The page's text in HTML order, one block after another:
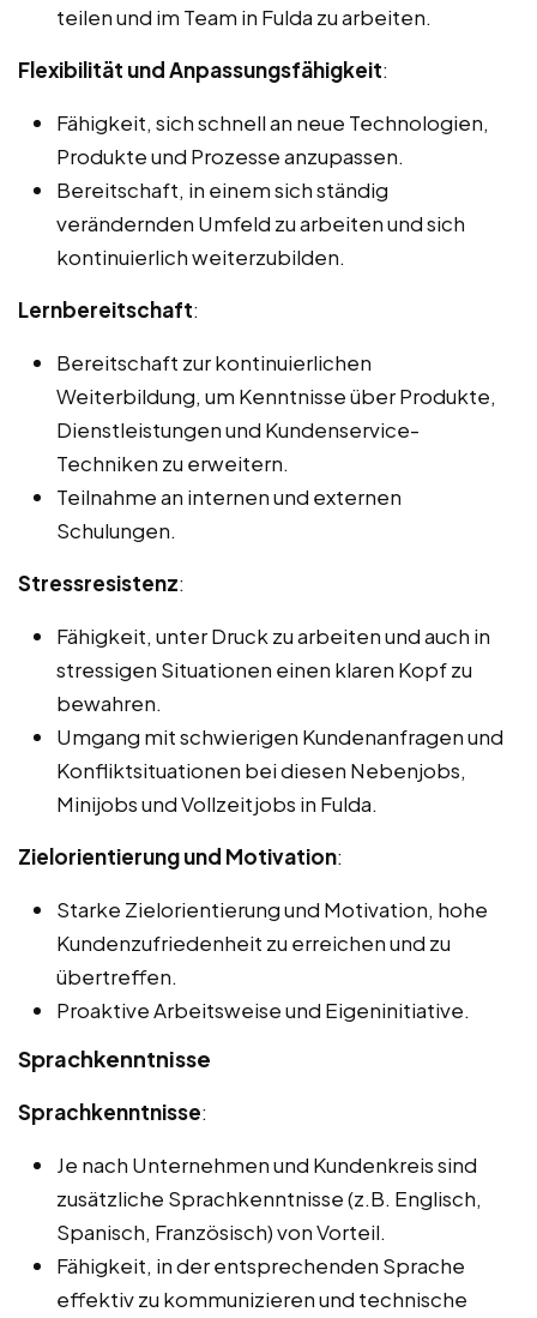
teilen und im Team in Fulda zu arbeiten.
Flexibilität und Anpassungsfähigkeit:
Fähigkeit, sich schnell an neue Technologien,
Produkte und Prozesse anzupassen.
Bereitschaft, in einem sich ständig
verändernden Umfeld zu arbeiten und sich
kontinuierlich weiterzubilden.
Lernbereitschaft:
Bereitschaft zur kontinuierlichen
Weiterbildung, um Kenntnisse über Produkte,
Dienstleistungen und Kundenservice-
Techniken zu erweitern.
Teilnahme an internen und externen
Schulungen.
Stressresistenz:
Fähigkeit, unter Druck zu arbeiten und auch in
stressigen Situationen einen klaren Kopf zu
bewahren.
Umgang mit schwierigen Kundenanfragen und
Konfliktsituationen bei diesen Nebenjobs,
Minijobs und Vollzeitjobs in Fulda.
Zielorientierung und Motivation:
Starke Zielorientierung und Motivation, hohe
Kundenzufriedenheit zu erreichen und zu
übertreffen.
Proaktive Arbeitsweise und Eigeninitiative.
Sprachkenntnisse
Sprachkenntnisse:
Je nach Unternehmen und Kundenkreis sind
zusätzliche Sprachkenntnisse (z.B. Englisch,
Spanisch, Französisch) von Vorteil.
Fähigkeit, in der entsprechenden Sprache
effektiv zu kommunizieren und technische